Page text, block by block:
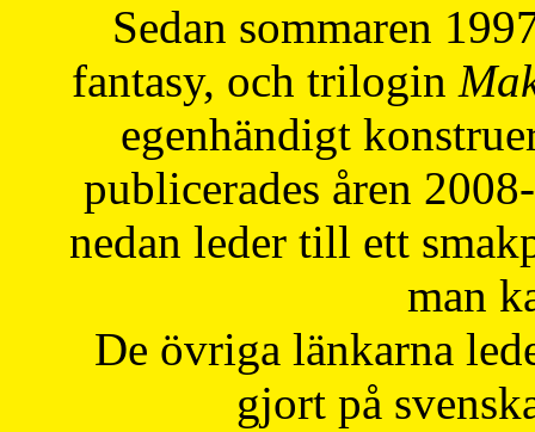
Sedan sommaren
fantasy, och trilogin
egenhändigt
publicerades åren
nedan leder till ett
man
De övriga länkarna
gjort på